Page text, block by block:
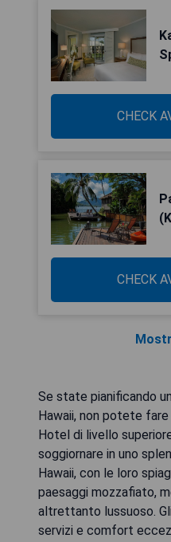
CHECK
CHECK
Se state pianificando
Hawaii, non potete
Hotel di livello
soggiornare in uno
Hawaii, con le loro
paesaggi mozzafiato,
altrettanto lussuoso.
servizi e comfort